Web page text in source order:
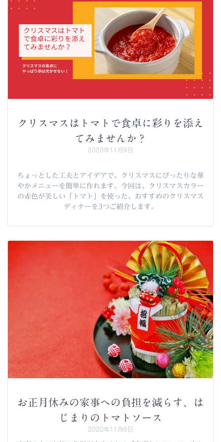
クリスマスはトマトで食卓に彩りを添え
てみませんか？
2020年11月9日
ちょっとした工夫とアイデアで、クリスマスにぴったりな華
やかメニューを簡単に作れます。今回は、クリスマスカラー
の赤色が美しい「トマト」を使った、おすすめのクリスマス
ディナーを3つご紹介します。
お正月休みの家事への負担を減らす、は
じまりのトマトソース
2020年11月6日